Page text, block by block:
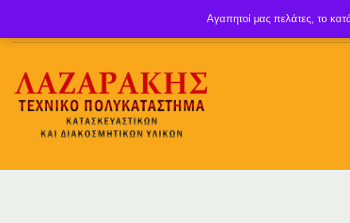
Αγαπητοί μας πελάτες, το